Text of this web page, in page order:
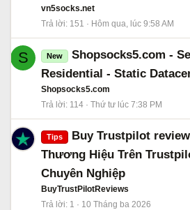
vn5socks.net
Trả lời 151 Hôm qua, lúc 9:58 AM
S New
Shopsocks5.com -
Residential - Static
Shopsocks5.com
Trả lời 114 Thứ tư lúc 7:38 PM
Tips
Buy Trustpilot
Thương Hiệu Trên
Chuyên Nghiệp
BuyTrustPilotReviews
Trả lời 1 10 Tháng ba 2026